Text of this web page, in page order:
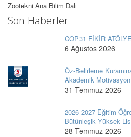
Zootekni Ana Bilim Dalı
Son Haberler
COP31 FİKİR
6 Ağustos 2026
Öz-Belirleme
Akademik
31 Temmuz 2026
2026-2027 Eğitim-
Bütünleşik Yüksek
28 Temmuz 2026